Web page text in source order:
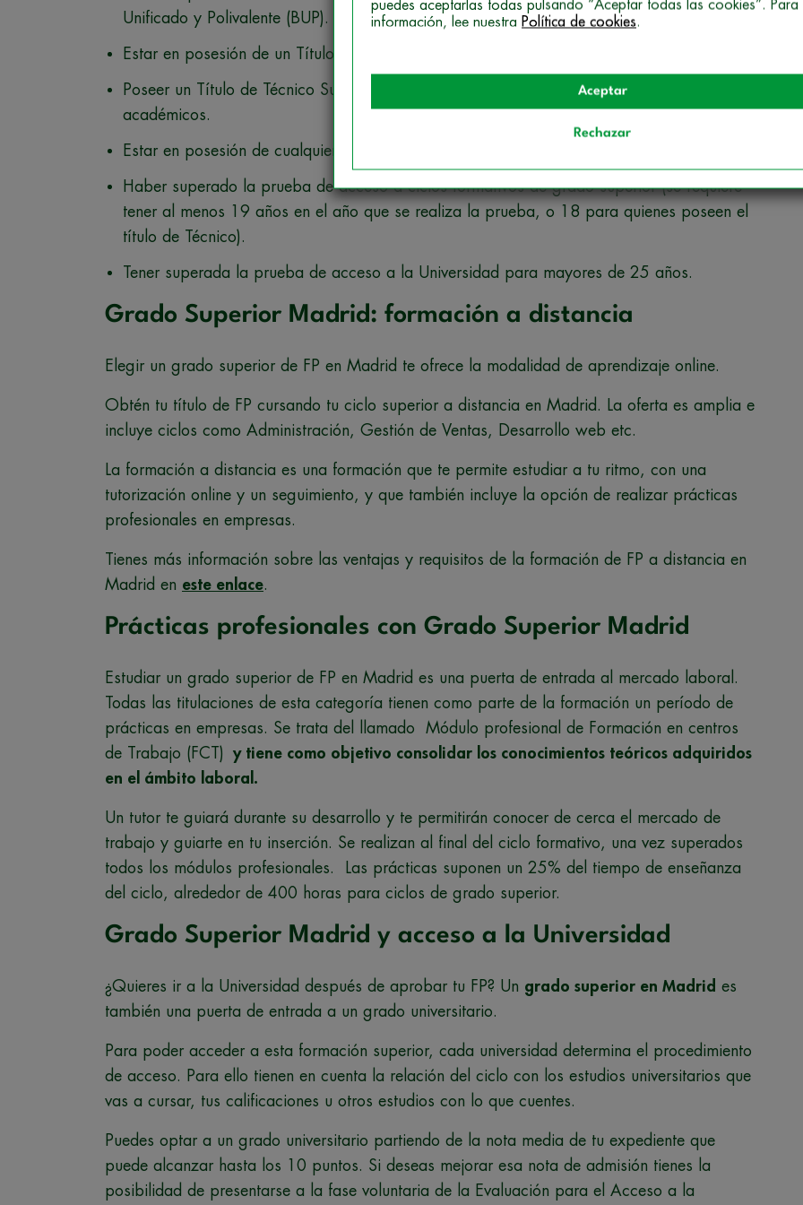
Unificado y Polivalente (BUP).
Estar en posesión de un Título de Técnico (Formación Profesional de Grado Medio).
Poseer un Título de Técnico Superior, Técnico Especialista o equivalente a efectos
académicos.
Estar en posesión de cualquier Titulación Universitaria o equivalente.
Haber superado la prueba de acceso a ciclos formativos de grado superior (se requiere
tener al menos 19 años en el año que se realiza la prueba, o 18 para quienes poseen el
título de Técnico).
Tener superada la prueba de acceso a la Universidad para mayores de 25 años.
Grado Superior Madrid: formación a distancia
Elegir un grado superior de FP en Madrid te ofrece la modalidad de aprendizaje online.
Obtén tu título de FP cursando tu ciclo superior a distancia en Madrid. La oferta es amplia e
incluye ciclos como Administración, Gestión de Ventas, Desarrollo web etc.
La formación a distancia es una formación que te permite estudiar a tu ritmo, con una
tutorización online y un seguimiento, y que también incluye la opción de realizar prácticas
profesionales en empresas.
Tienes más información sobre las ventajas y requisitos de la formación de FP a distancia en
Madrid en este enlace.
Prácticas profesionales con Grado Superior Madrid
Estudiar un grado superior de FP en Madrid es una puerta de entrada al mercado laboral.
Todas las titulaciones de esta categoría tienen como parte de la formación un período de
prácticas en empresas. Se trata del llamado Módulo profesional de Formación en centros
de Trabajo (FCT)
y tiene como objetivo consolidar los conocimientos teóricos adquiridos
en el ámbito laboral.
Un tutor te guiará durante su desarrollo y te permitirán conocer de cerca el mercado de
trabajo y guiarte en tu inserción. Se realizan al final del ciclo formativo, una vez superados
todos los módulos profesionales. Las prácticas suponen un 25% del tiempo de enseñanza
del ciclo, alrededor de 400 horas para ciclos de grado superior.
Grado Superior Madrid y acceso a la Universidad
¿Quieres ir a la Universidad después de aprobar tu FP? Un grado superior en Madrid es
también una puerta de entrada a un grado universitario.
Para poder acceder a esta formación superior, cada universidad determina el procedimiento
de acceso. Para ello tienen en cuenta la relación del ciclo con los estudios universitarios que
vas a cursar, tus calificaciones u otros estudios con lo que cuentes.
Puedes optar a un grado universitario partiendo de la nota media de tu expediente que
puede alcanzar hasta los 10 puntos. Si deseas mejorar esa nota de admisión tienes la
posibilidad de presentarse a la fase voluntaria de la Evaluación para el Acceso a la
puedes aceptarlas todas pulsando “Aceptar todas las cookies”. Para
información, lee nuestra Política de cookies.
Aceptar
Rechazar